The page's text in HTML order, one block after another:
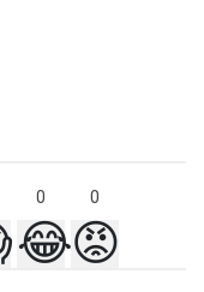
0 0
😂😡